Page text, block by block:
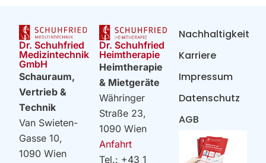
Dr. Schuhfried
Medizintechnik
GmbH
Schauraum,
Vertrieb &
Technik
Van Swieten-
Gasse 10,
1090 Wien
Dr. Schuhfried
Heimtherapie
Heimtherapie
& Mietgeräte
Währinger
Straße 23,
1090 Wien
Anfahrt
Tel.: +43 1
Nachhaltigkeit
Karriere
Impressum
Datenschutz
AGB